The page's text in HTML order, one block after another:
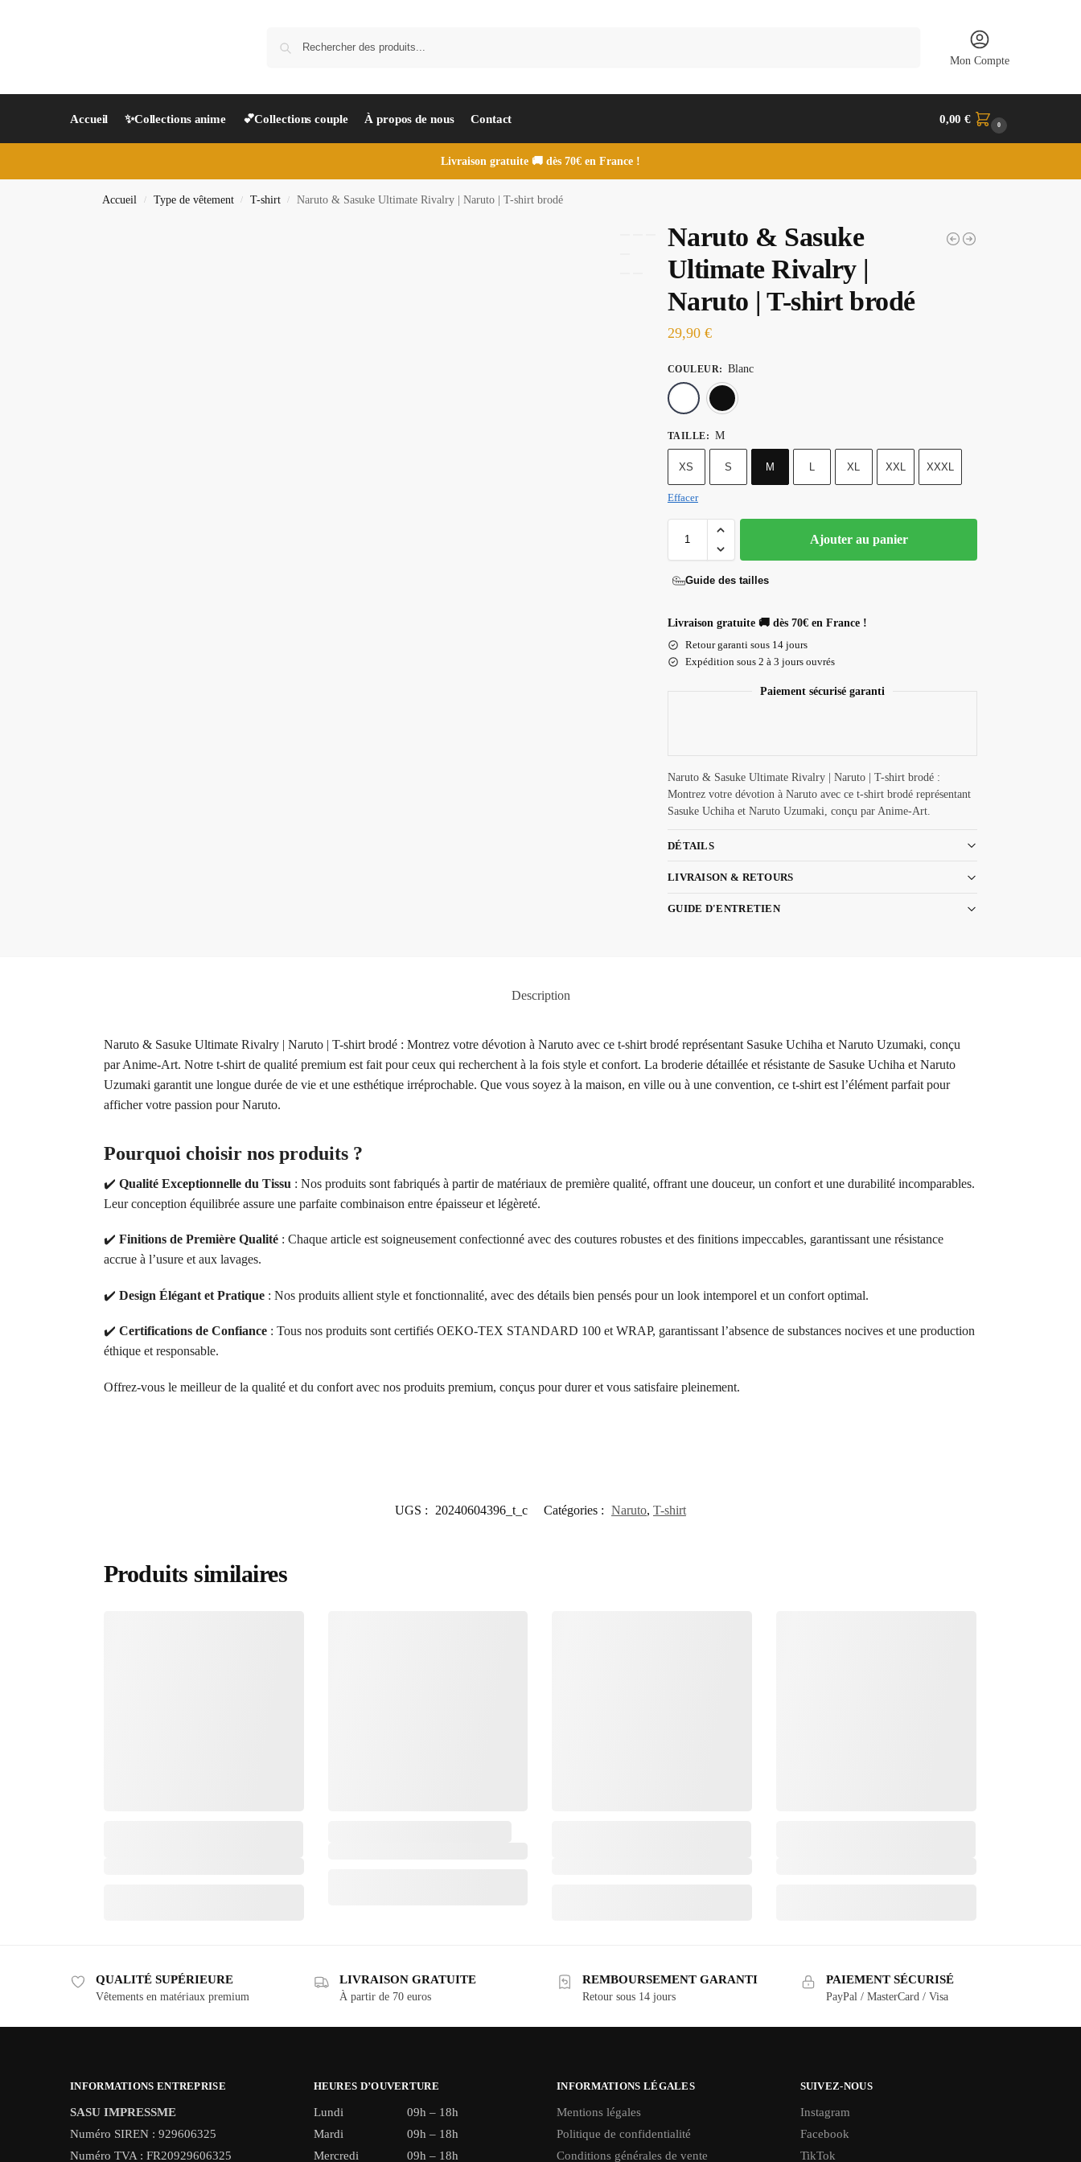
Mon Compte
Accueil ✨Collections anime 💕Collections couple À propos de nous Contact 0,00€ 0
Livraison gratuite 🚚 dès 70€ en France !
Accueil / Type de vêtement / T-shirt / Naruto & Sasuke Ultimate Rivalry | Naruto | T-shirt brodé
Naruto & Sasuke
Ultimate Rivalry |
Naruto | T-shirt brodé
29,90 €
COULEUR:
Blanc
TAILLE: M
XS S M L XL XXL XXXL
Effacer
Ajouter au panier
Guide des tailles
Livraison gratuite 🚚 dès 70€ en France !
Retour garanti sous 14 jours
Expédition sous 2 à 3 jours ouvrés
Paiement sécurisé garanti
Naruto & Sasuke Ultimate Rivalry | Naruto | T-shirt brodé :
Montrez votre dévotion à Naruto avec ce t-shirt brodé représentant
Sasuke Uchiha et Naruto Uzumaki, conçu par Anime-Art.
DÉTAILS
LIVRAISON & RETOURS
GUIDE D'ENTRETIEN
Description
Naruto & Sasuke Ultimate Rivalry | Naruto | T-shirt brodé : Montrez votre dévotion à Naruto avec ce t-shirt brodé représentant Sasuke Uchiha et Naruto Uzumaki, conçu
par Anime-Art. Notre t-shirt de qualité premium est fait pour ceux qui recherchent à la fois style et confort. La broderie détaillée et résistante de Sasuke Uchiha et Naruto
Uzumaki garantit une longue durée de vie et une esthétique irréprochable. Que vous soyez à la maison, en ville ou à une convention, ce t-shirt est l’élément parfait pour
afficher votre passion pour Naruto.
Pourquoi choisir nos produits ?
✔️ Qualité Exceptionnelle du Tissu : Nos produits sont fabriqués à partir de matériaux de première qualité, offrant une douceur, un confort et une durabilité incomparables.
Leur conception équilibrée assure une parfaite combinaison entre épaisseur et légèreté.
✔️ Finitions de Première Qualité: Chaque article est soigneusement confectionné avec des coutures robustes et des finitions impeccables, garantissant une résistance
accrue à l’usure et aux lavages.
✔️ Design Élégant et Pratique: Nos produits allient style et fonctionnalité, avec des détails bien pensés pour un look intemporel et un confort optimal.
✔️ Certifications de Confiance: Tous nos produits sont certifiés OEKO-TEX STANDARD 100 et WRAP, garantissant l’absence de substances nocives et une production
éthique et responsable.
Offrez-vous le meilleur de la qualité et du confort avec nos produits premium, conçus pour durer et vous satisfaire pleinement.
UGS : 20240604396_t_c Catégories : Naruto, T-shirt
Produits similaires
QUALITÉ SUPÉRIEURE
Vêtements en matériaux premium
LIVRAISON GRATUITE
À partir de 70 euros
REMBOURSEMENT GARANTI
Retour sous 14 jours
PAIEMENT SÉCURISÉ
PayPal / MasterCard / Visa
INFORMATIONS ENTREPRISE
SASU IMPRESSME
Numéro SIREN : 929606325
Numéro TVA : FR20929606325
HEURES D’OUVERTURE
Lundi
09h – 18h
Mardi
09h – 18h
Mercredi
09h – 18h
INFORMATIONS LÉGALES
Mentions légales
Politique de confidentialité
Conditions générales de vente
SUIVEZ-NOUS
Instagram
Facebook
TikTok